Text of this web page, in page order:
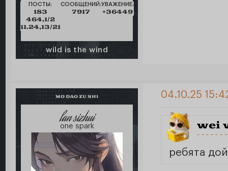
ПОСТЫ:
183
464,1/2
11.24,13/21
СООБЩЕНИЙ:
7917
УВАЖЕНИЕ:
+36449
wild is the wind
MO DAO ZU SHI
lan sizhui
one spark
04.10.25
wei
ребята